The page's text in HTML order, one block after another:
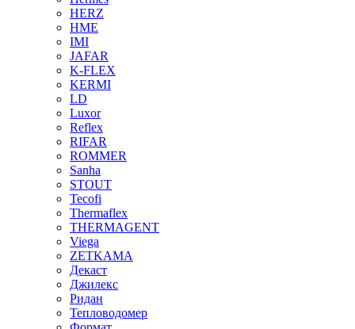
HERZ
HME
IMI
JAFAR
K-FLEX
KERMI
LD
Luxor
Reflex
RIFAR
ROMMER
Sanha
STOUT
Tecofi
Thermaflex
THERMAGENT
Viega
ZETKAMA
Декаст
Джилекс
Ридан
Тепловодомер